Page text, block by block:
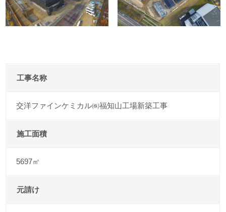
工事名称
交洋ファインケミカル㈱福知山工場新築工事
施工面積
5697㎡
元請け